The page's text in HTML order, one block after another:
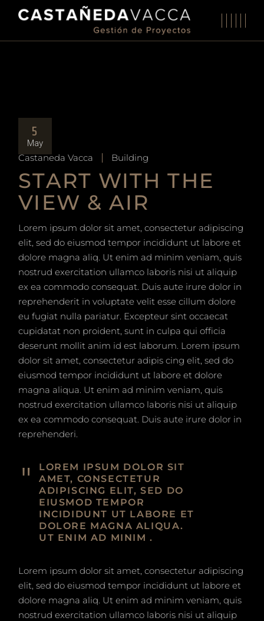
5
May
Castaneda Vacca Building
START WITH THE
VIEW & AIR
Lorem ipsum dolor sit amet, consectetur adipiscing
elit, sed do eiusmod tempor incididunt ut labore et
dolore magna aliq. Ut enim ad minim veniam, quis
nostrud exercitation ullamco laboris nisi ut aliquip
ex ea commodo consequat. Duis aute irure dolor in
reprehenderit in voluptate velit esse cillum dolore
eu fugiat nulla pariatur. Excepteur sint occaecat
cupidatat non proident, sunt in culpa qui officia
deserunt mollit anim id est laborum. Lorem ipsum
dolor sit amet, consectetur adipis cing elit, sed do
eiusmod tempor incididunt ut labore et dolore
magna aliqua. Ut enim ad minim veniam, quis
nostrud exercitation ullamco laboris nisi ut aliquip
ex ea commodo consequat. Duis aute irure dolor in
reprehenderi.
LOREM IPSUM DOLOR SIT
AMET, CONSECTETUR
ADIPISCING ELIT, SED DO
EIUSMOD TEMPOR
INCIDIDUNT UT LABORE ET
DOLORE MAGNA ALIQUA.
UT ENIM AD MINIM .
Lorem ipsum dolor sit amet, consectetur adipiscing
elit, sed do eiusmod tempor incididunt ut labore et
dolore magna aliq. Ut enim ad minim veniam, quis
nostrud exercitation ullamco laboris nisi ut aliquip